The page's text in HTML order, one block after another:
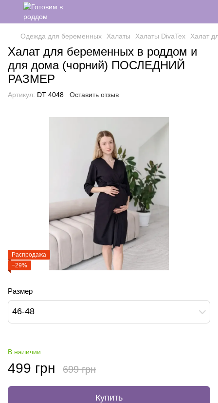
Одежда для беременных Халаты Халаты DivaTex Халат
Халат для беременных в роддом и
для дома (чорний) ПОСЛЕДНИЙ
РАЗМЕР
Артикул: DT 4048 Оставить отзыв
Распродажа
−29%
Размер
46-48
В наличии
499 грн 699 грн
Купить